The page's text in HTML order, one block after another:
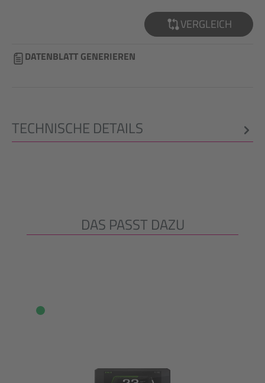
VERGLEICH
DATENBLATT GENERIEREN
TECHNISCHE DETAILS
Produktgalerie überspringen
DAS PASST DAZU